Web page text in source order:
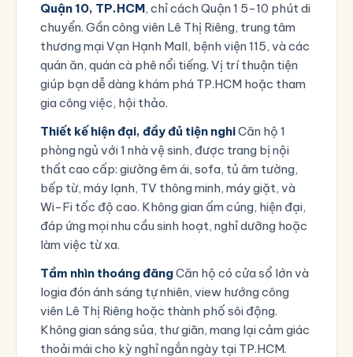
Quận 10, TP.HCM, chỉ cách Quận 1 5-10 phút di
chuyển. Gần công viên Lê Thị Riêng, trung tâm
thương mại Vạn Hạnh Mall, bệnh viện 115, và các
quán ăn, quán cà phê nổi tiếng. Vị trí thuận tiện
giúp bạn dễ dàng khám phá TP.HCM hoặc tham
gia công việc, hội thảo.
Thiết kế hiện đại, đầy đủ tiện nghiCăn hộ 1
phòng ngủ với 1 nhà vệ sinh, được trang bị nội
thất cao cấp: giường êm ái, sofa, tủ âm tường,
bếp từ, máy lạnh, TV thông minh, máy giặt, và
Wi-Fi tốc độ cao. Không gian ấm cúng, hiện đại,
đáp ứng mọi nhu cầu sinh hoạt, nghỉ dưỡng hoặc
làm việc từ xa.
Tầm nhìn thoáng đãngCăn hộ có cửa sổ lớn và
logia đón ánh sáng tự nhiên, view hướng công
viên Lê Thị Riêng hoặc thành phố sôi động.
Không gian sáng sủa, thư giãn, mang lại cảm giác
thoải mái cho kỳ nghỉ ngắn ngày tại TP.HCM.